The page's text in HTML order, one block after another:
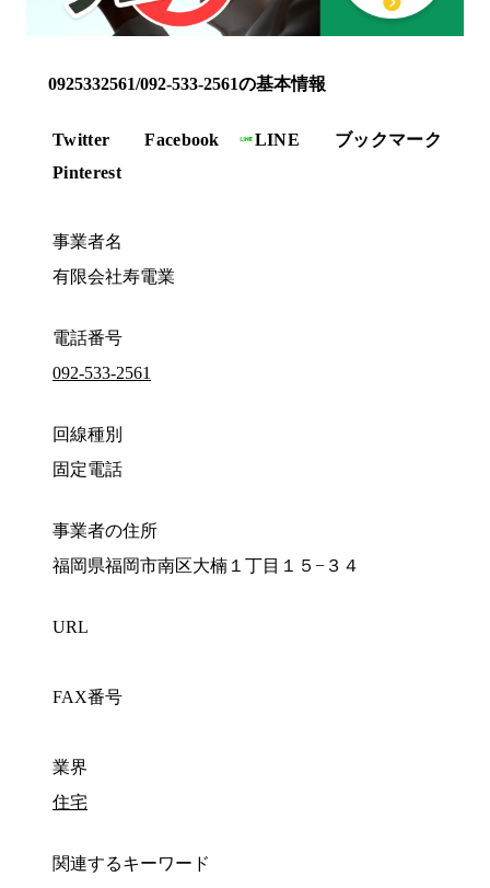
0925332561/092-533-2561の基本情報
Twitter Facebook LINE
ブックマーク
Pinterest
事業者名
有限会社寿電業
電話番号
092-533-2561
回線種別
固定電話
事業者の住所
福岡県福岡市南区大楠１丁目１５−３４
URL
FAX番号
業界
住宅
関連するキーワード